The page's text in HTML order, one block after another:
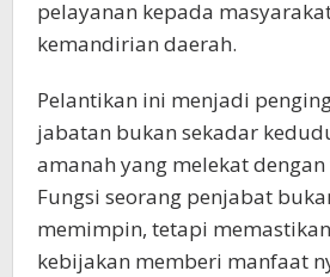
pelayanan kepada
kemandirian daerah.
Pelantikan ini menjadi
jabatan bukan sekadar
amanah yang melekat
Fungsi seorang penjabat
memimpin, tetapi
kebijakan memberi manfaat